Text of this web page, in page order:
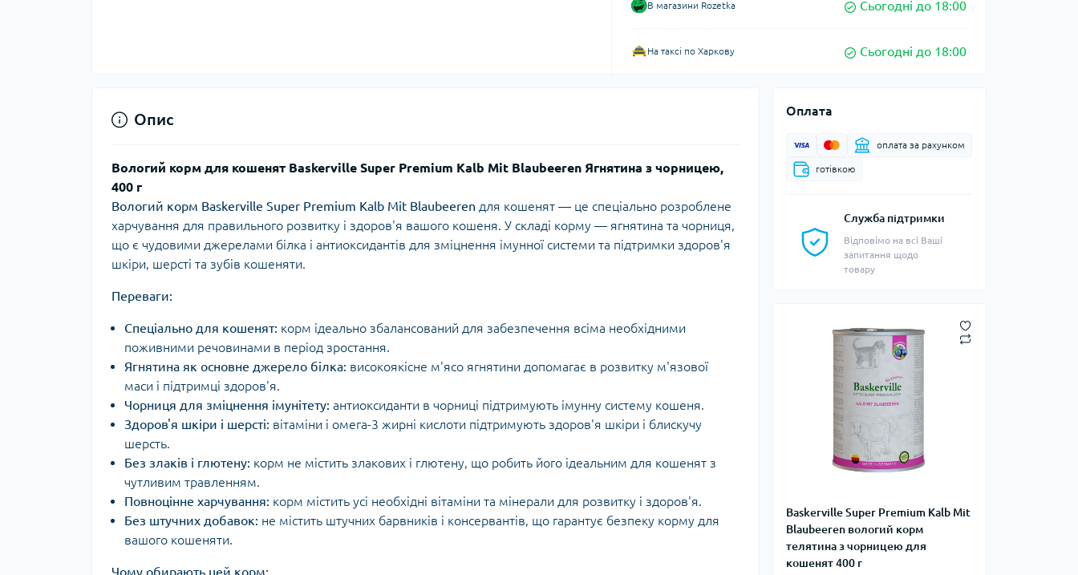
В магазини Rozetka Сьогодні до 18:00
На таксі по Харкову Сьогодні до 18:00
Оплата
оплата за рахунком
готівкою
Служба підтримки
Відповімо на всі Ваші
запитання щодо
товару
Baskerville Super Premium Kalb Mit
Blaubeeren вологий корм
телятина з чорницею для
кошенят 400 г
Опис
Вологий корм для кошенят Baskerville Super Premium Kalb Mit Blaubeeren Ягнятина з чорницею,
400 г
Вологий корм Baskerville Super Premium Kalb Mit Blaubeeren для кошенят — це спеціально розроблене
харчування для правильного розвитку і здоров'я вашого кошеня. У складі корму — ягнятина та чорниця,
що є чудовими джерелами білка і антиоксидантів для зміцнення імунної системи та підтримки здоров'я
шкіри, шерсті та зубів кошеняти.
Переваги:
Спеціально для кошенят: корм ідеально збалансований для забезпечення всіма необхідними
поживними речовинами в період зростання.
Ягнятина як основне джерело білка: високоякісне м'ясо ягнятини допомагає в розвитку м'язової
маси і підтримці здоров'я.
Чорниця для зміцнення імунітету: антиоксиданти в чорниці підтримують імунну систему кошеня.
Здоров'я шкіри і шерсті: вітаміни і омега-3 жирні кислоти підтримують здоров'я шкіри і блискучу
шерсть.
Без злаків і глютену: корм не містить злакових і глютену, що робить його ідеальним для кошенят з
чутливим травленням.
Повноцінне харчування: корм містить усі необхідні вітаміни та мінерали для розвитку і здоров'я.
Без штучних добавок: не містить штучних барвників і консервантів, що гарантує безпеку корму для
вашого кошеняти.
Чому обирають цей корм: